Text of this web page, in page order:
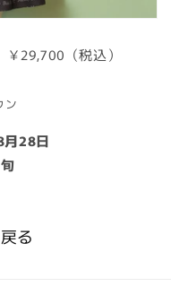
￥29,700（税込）
ン
28日
る